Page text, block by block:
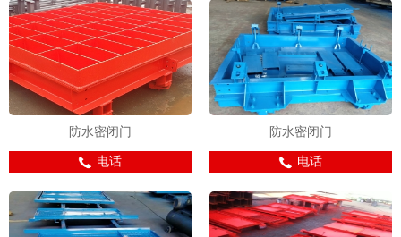
防水密闭门
电话
防水密闭门
电话